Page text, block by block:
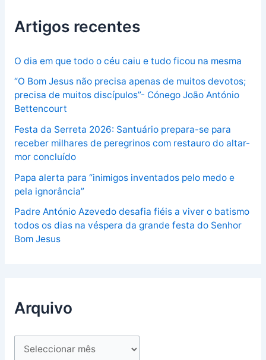
Artigos recentes
O dia em que todo o céu caiu e tudo ficou na mesma
“O Bom Jesus não precisa apenas de muitos devotos;
precisa de muitos discípulos”- Cónego João António
Bettencourt
Festa da Serreta 2026: Santuário prepara-se para
receber milhares de peregrinos com restauro do altar-
mor concluído
Papa alerta para “inimigos inventados pelo medo e
pela ignorância”
Padre António Azevedo desafia fiéis a viver o batismo
todos os dias na véspera da grande festa do Senhor
Bom Jesus
Arquivo